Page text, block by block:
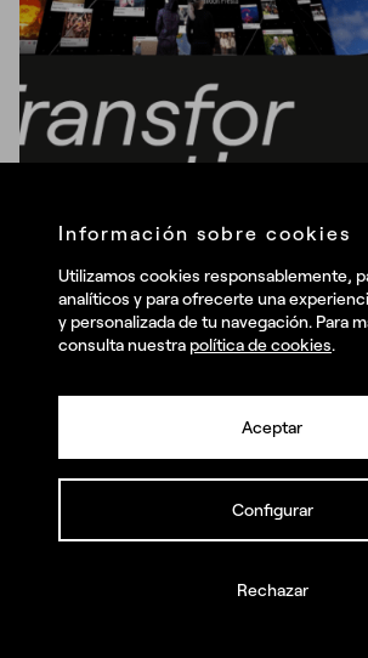
Comunidades
Transformation Pie #18 –
proyeccionista invisible
¿Cuáles son tus
Información sobre cookies
Utilizamos cookies responsablemente,
analíticos y para ofrecerte una
y personalizada de tu navegación. Para
consulta nuestra política de cookies.
Aceptar
Configurar
Rechazar